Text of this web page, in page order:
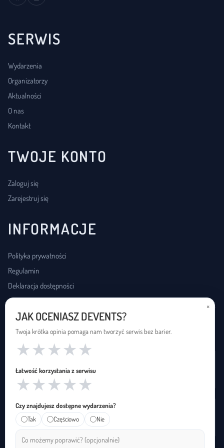
SERWIS
Wydarzenia
Organizatorzy
Aktualności
O nas
Kontakt
TWOJE KONTO
Zaloguj się
Zarejestruj się
INFORMACJE
Polityka prywatności
Regulamin
Deklaracja dostępności
USŁUGI DOSTĘPNOŚCI
Zapętleni · zapetleni.pl
Tłumaczenie na polski język migowy
Janusz Migowego · januszmigowego.pl
×
JAK OCENIASZ DEVENTS?
Twoja krótka opinia pomaga nam tworzyć serwis bez barier.
★
★
★
★
★
Łatwość korzystania z serwisu
★
★
★
★
★
Czy znajdujesz dostępne wydarzenia?
Tak
Częściowo Nie